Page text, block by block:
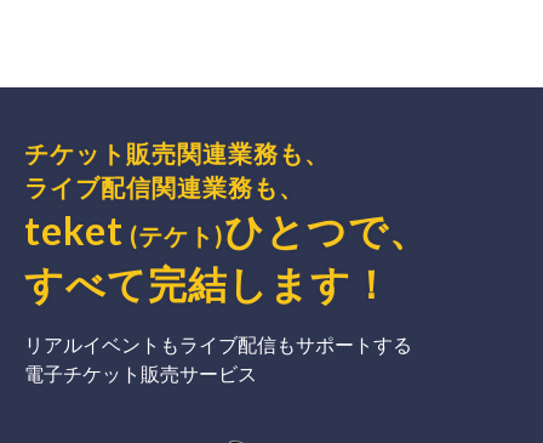
チケット販売関連業務も、
ライブ配信関連業務も、
teket (テケト)ひとつで、
すべて完結 します ！
リアルイベントもライブ配信もサポートする
電子チケット販売サービス